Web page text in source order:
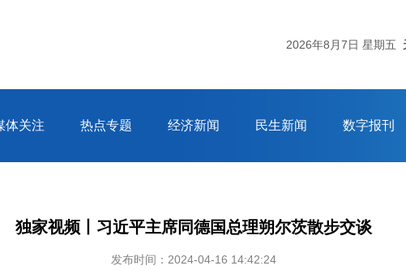
2026年8月7日 星期五
杭州市气象台07
体关注 热点专题 经济新闻 民生新闻 数字报刊
独家视频丨习近平主席同德国总理朔尔茨散步交谈
发布时间：2024-04-16 14:42:24